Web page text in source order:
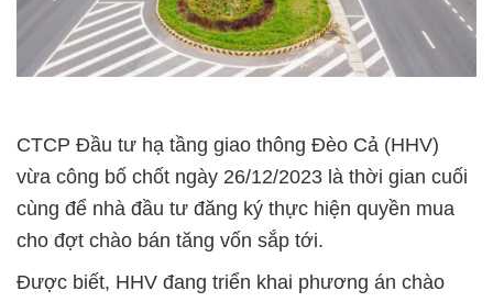
CTCP Đầu tư hạ tầng giao thông Đèo Cả (HHV)
vừa công bố chốt ngày 26/12/2023 là thời gian cuối
cùng để nhà đầu tư đăng ký thực hiện quyền mua
cho đợt chào bán tăng vốn sắp tới.
Được biết, HHV đang triển khai phương án chào